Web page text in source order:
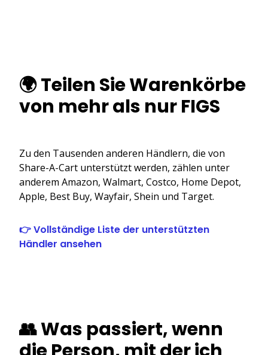
🌍 Teilen Sie Warenkörbe
von mehr als nur FIGS
Zu den Tausenden anderen Händlern, die von
Share-A-Cart unterstützt werden, zählen unter
anderem Amazon, Walmart, Costco, Home Depot,
Apple, Best Buy, Wayfair, Shein und Target.
👉 Vollständige Liste der unterstützten
Händler ansehen
👥 Was passiert, wenn